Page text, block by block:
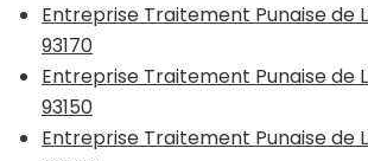
Entreprise Traitement Punaise de
93170
Entreprise Traitement Punaise de
93150
Entreprise Traitement Punaise de